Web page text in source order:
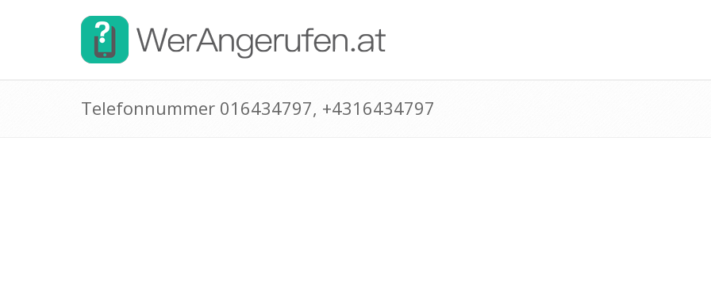
Telefonnummer 016434797, +4316434797